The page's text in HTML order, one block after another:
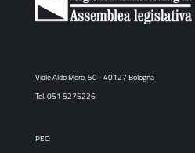
Viale Aldo Moro, 50 - 40127 Bologna
Tel. 051 5275226
PEC: